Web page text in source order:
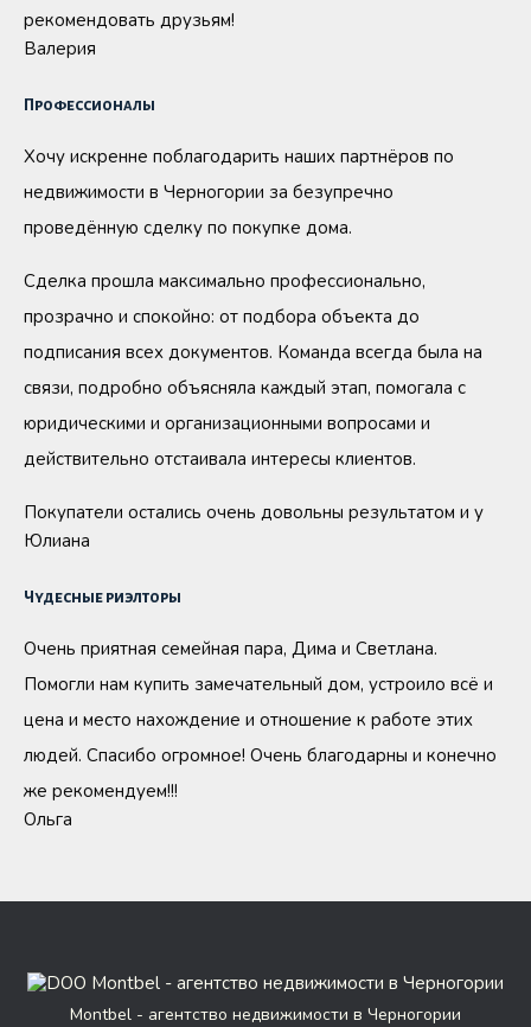
рекомендовать друзьям!
Валерия
Профессионалы
Хочу искренне поблагодарить наших партнёров по
недвижимости в Черногории за безупречно
проведённую сделку по покупке дома.
Сделка прошла максимально профессионально,
прозрачно и спокойно: от подбора объекта до
подписания всех документов. Команда всегда была на
связи, подробно объясняла каждый этап, помогала с
юридическими и организационными вопросами и
действительно отстаивала интересы клиентов.
Покупатели остались очень довольны результатом и у
Юлиана
Чудесные риэлторы
Очень приятная семейная пара, Дима и Светлана.
Помогли нам купить замечательный дом, устроило всё и
цена и место нахождение и отношение к работе этих
людей. Спасибо огромное! Очень благодарны и конечно
же рекомендуем!!!
Ольга
Montbel - агентство недвижимости в Черногории